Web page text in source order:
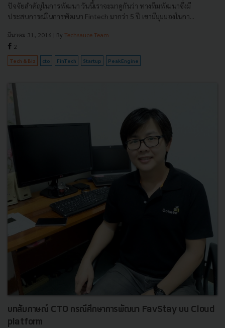
ปัจจัยสำคัญในการพัฒนา วันนี้เราจะมาดูกันว่า ทางทีมพัฒนาซึ่งมี
ประสบการณ์ในการพัฒนา Fintech มากว่า 5 ปี เขามีมุมมองในกา...
มีนาคม 31, 2016 | By Techsauce Team
2
Tech & Biz cto FinTech Startup PeakEngine
บทสัมภาษณ์ CTO กรณีศึกษาการพัฒนา FavStay บน Cloud
platform